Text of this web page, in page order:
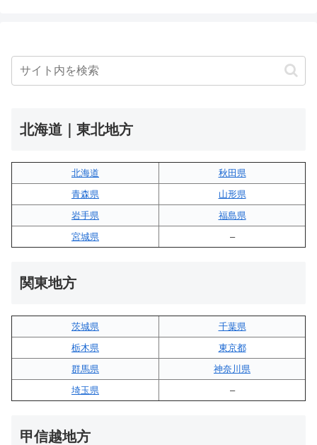
北海道｜東北地方
北海道
秋田県
青森県
山形県
岩手県
福島県
宮城県
–
関東地方
茨城県
千葉県
栃木県
東京都
群馬県
神奈川県
埼玉県
–
甲信越地方